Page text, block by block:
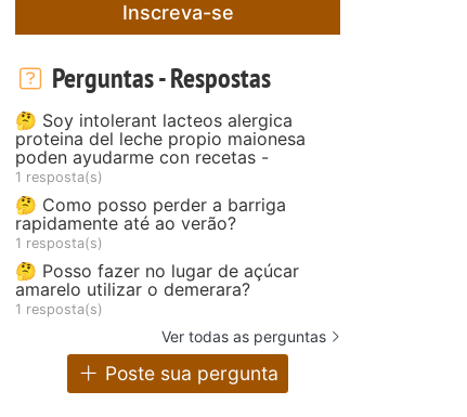
Inscreva-se
Perguntas - Respostas
🤔 Soy intolerant lacteos alergica
proteina del leche propio maionesa
poden ayudarme con recetas -
1 resposta(s)
🤔 Como posso perder a barriga
rapidamente até ao verão?
1 resposta(s)
🤔 Posso fazer no lugar de açúcar
amarelo utilizar o demerara?
1 resposta(s)
Ver todas as perguntas
Poste sua pergunta